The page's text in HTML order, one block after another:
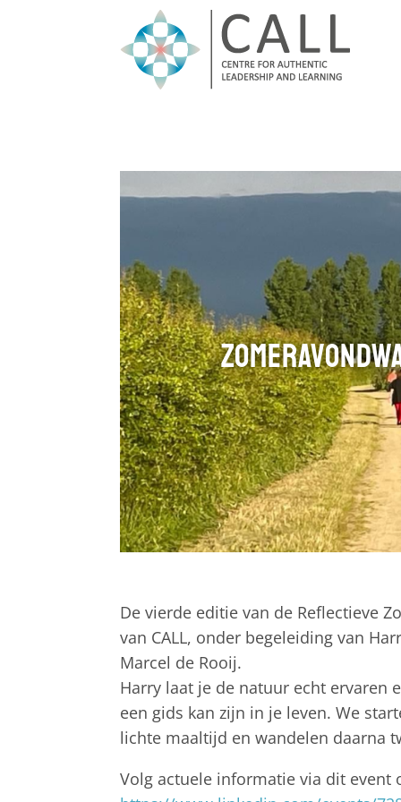
De vierde editie van de Reflectieve
van CALL, onder begeleiding van
Marcel de Rooij.
Harry laat je de natuur echt ervaren
een gids kan zijn in je leven. We
lichte maaltijd en wandelen daarna
Volg actuele informatie via dit event